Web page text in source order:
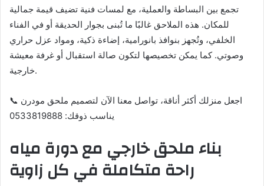
تجمع بين البساطة والعملية، مع لمسات فنية تضيف قيمة جمالية
للمكان. هذه الملاحق غالبًا ما تُبنى بجوار الحديقة أو في الفناء
الخلفي، وتُجهز بنوافذ بانورامية، إضاءة ذكية، ومواد عزل حراري
وصوتي. كما يمكن تخصيصها لتكون صالة استقبال أو غرفة معيشة
خارجية.
📞 اجعل منزلك أكثر أناقة، تواصل معنا الآن لتصميم ملحق مودرن
يناسب ذوقك: 0533819888
بناء ملحق خارجي مع دورة مياه
راحة متكاملة في كل زاوية